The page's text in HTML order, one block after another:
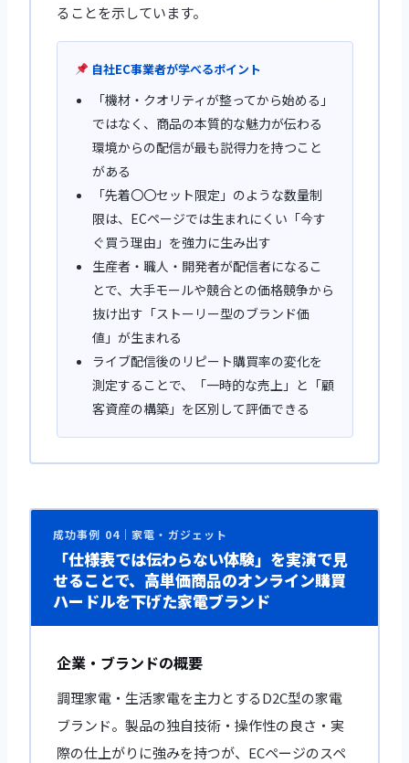
ることを示しています。
自社EC事業者が学べるポイント
「機材・クオリティが整ってから始める」
ではなく、商品の本質的な魅力が伝わる
環境からの配信が最も説得力を持つこと
がある
「先着〇〇セット限定」のような数量制
限は、ECページでは生まれにくい「今す
ぐ買う理由」を強力に生み出す
生産者・職人・開発者が配信者になるこ
とで、大手モールや競合との価格競争から
抜け出す「ストーリー型のブランド価
値」が生まれる
ライブ配信後のリピート購買率の変化を
測定することで、「一時的な売上」と「顧
客資産の構築」を区別して評価できる
成功事例 04｜家電・ガジェット
「仕様表では伝わらない体験」を実演で見
せることで、高単価商品のオンライン購買
ハードルを下げた家電ブランド
企業・ブランドの概要
調理家電・生活家電を主力とするD2C型の家電
ブランド。製品の独自技術・操作性の良さ・実
際の仕上がりに強みを持つが、ECページのスペ